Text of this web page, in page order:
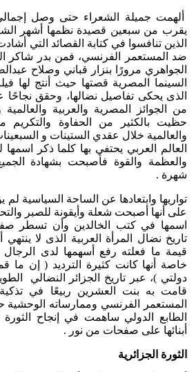
ألهمت جميلة الشعراء حتى وصل
يقرب من سبعين قصيدة نظمها أشهر
الذين تنافسوا في كتابة القصائد التي
ضد المستعمر الفرنسي، فمن بدر شاكر
الجواهري مرورًا بنزار قباني وصلاح
الذى يحكى تفاصيل نضالها، وحقق نجاحًا
من الجوائز المصرية والعربية
حظيت بالكثير من الحفاوة والتكريم
والعالمية خلال عقدي الستينات و
العالم العربي يحتفي بها كلما ذكر
والعظمة والقوة فأصبحت بشهادة الجميع
شهرة .
تواريها وابتعادها عن الساحة السياسية
على أنها أصبحت شعلة وأيقونة للصبر
اسمها في كتب الخالدين وأن تسطر
تاريخ نضال المرأة العربية الذى لا ينتهي
قيمة ما فعلته رفع أسهمها لدى
خاصة أنها كانت كثيرة الترديد ( إن ما
دولتي )، عبر تاريخ الجزائر النضالي
قامت به بنت العشرين ربيعًا في
المستعمر الفرنسي وممارساته الوحشية
الطابع الدولي ساهمت في إنجاح الثورة
أبنائها على صفحات من نور .
الثورة الجزائرية